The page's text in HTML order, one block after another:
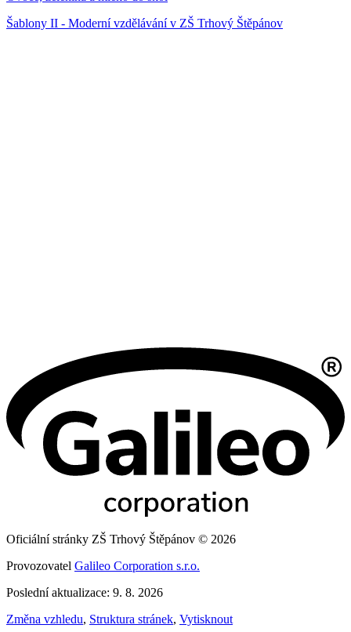
Šablony II - Moderní vzdělávání v ZŠ Trhový Štěpánov
Oficiální stránky ZŠ Trhový Štěpánov © 2026
Provozovatel Galileo Corporation s.r.o.
Poslední aktualizace: 9. 8. 2026
Změna vzhledu, Struktura stránek, Vytisknout